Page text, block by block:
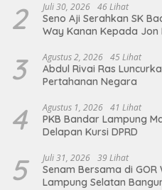
2 Juli 30, 2026 46 Lihat
Seno Aji Serahkan SK
Way Kanan Kepada Jon
3 Agustus 2, 2026 45 Lihat
Abdul Rivai Ras
Pertahanan Negara
4 Agustus 1, 2026 41 Lihat
PKB Bandar Lampung
Delapan Kursi DPRD
5 Juli 31, 2026 39 Lihat
Senam Bersama di
Lampung Selatan